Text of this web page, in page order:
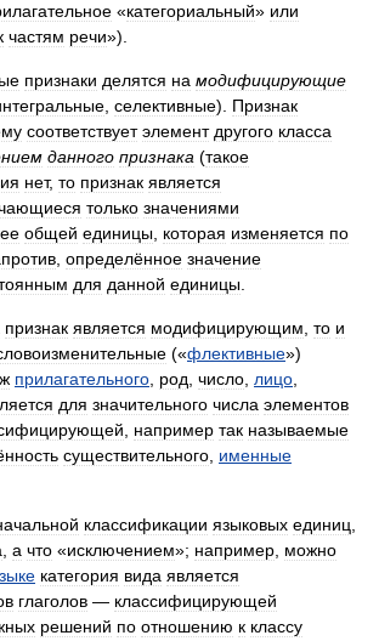
«категориальный» или
частям речи»).
признаки делятся на модифицирующие
селективные). Признак
соответствует элемент другого класса
данного признака (такое
нет, то признак является
только значениями
общей единицы которая изменяется по
определённое значение
для данной единицы
признак является модифицирующим то и
(«флективные»)
прилагательного род число лицо
для значительного числа элементов
например так называемые
существительного именные
классификации языковых единиц
а что «исключением»; например можно
категория вида является
глаголов — классифицирующей
решений по отношению к классу